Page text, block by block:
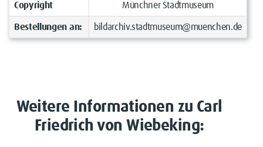
Copyright Münchner Stadtmuseum
Bestellungen an: bildarchiv.stadtmuseum@muenchen.de
Weitere Informationen zu Carl
Friedrich von Wiebeking: